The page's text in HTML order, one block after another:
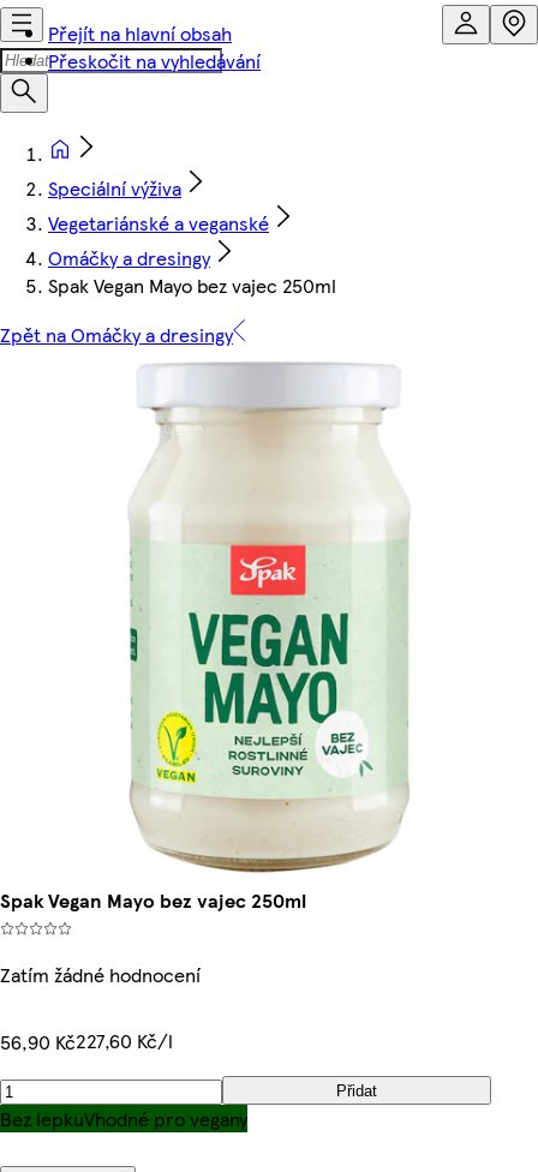
Přejít na hlavní obsah
Přeskočit na vyhledávání
Speciální výživa
Vegetariánské a veganské
Omáčky a dresingy
Spak Vegan Mayo bez vajec 250ml
Zpět na Omáčky a dresingy
Spak Vegan Mayo bez vajec 250ml
Zatím žádné hodnocení
56,90 Kč227,60 Kč/l
Přidat
Bez lepkuVhodné pro vegany